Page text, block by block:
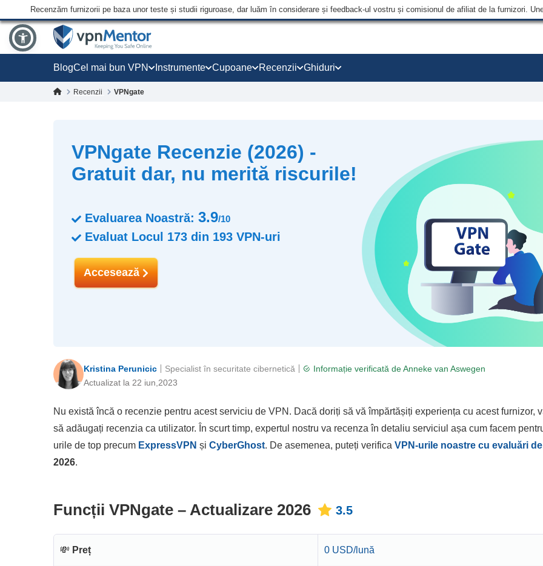
Recenzăm furnizorii pe baza unor teste și studii riguroase, dar luăm în considerare și feedback-ul vostru și comisionul de afiliat de la furnizori.
BlogCel mai bun VPN Instrumente Cupoane Recenzii Ghiduri
Recenzii VPNgate
VPNgate Recenzie (2026) -
Gratuit dar, nu merită riscurile!
Evaluarea Noastră: 3.9/10
Evaluat Locul 173 din 193 VPN-uri
Accesează
Kristina Perunicic
Actualizat la 22 iun,2023
Informație verificată deAnneke van Aswegen
Specialist în securitate cibernetică
Nu există încă o recenzie pentru acest serviciu de VPN. Dacă doriți să vă împărtășiți experiența cu acest furnizor,
să adăugați recenzia ca utilizator. În scurt timp, expertul nostru va recenza în detaliu serviciul așa cum facem
urile de top precum ExpressVPN și CyberGhost. De asemenea, puteți verifica VPN-urile noastre cu evaluări
2026.
Funcții VPNgate – Actualizare 2026 3.5
💸 Preț 0 USD/lună